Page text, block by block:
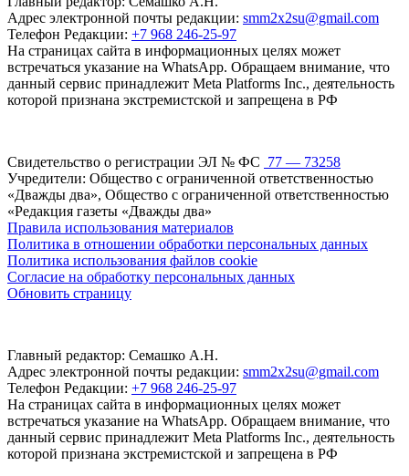
Адрес электронной почты редакции: smm2x2su@gmail.com
Телефон Редакции: +7 968 246-25-97
На страницах сайта в информационных целях может
встречаться указание на WhatsApp. Обращаем внимание, что
данный сервис принадлежит Meta Platforms Inc., деятельность
которой признана экстремистской и запрещена в РФ
Свидетельство о регистрации ЭЛ № ФС 77 — 73258
Учредители: Общество с ограниченной ответственностью
«Дважды два», Общество с ограниченной ответственностью
«Редакция газеты «Дважды два»
Правила использования материалов
Политика в отношении обработки персональных данных
Политика использования файлов cookie
Согласие на обработку персональных данных
Обновить страницу
Главный редактор: Семашко А.Н.
Адрес электронной почты редакции: smm2x2su@gmail.com
Телефон Редакции: +7 968 246-25-97
На страницах сайта в информационных целях может
встречаться указание на WhatsApp. Обращаем внимание, что
данный сервис принадлежит Meta Platforms Inc., деятельность
которой признана экстремистской и запрещена в РФ